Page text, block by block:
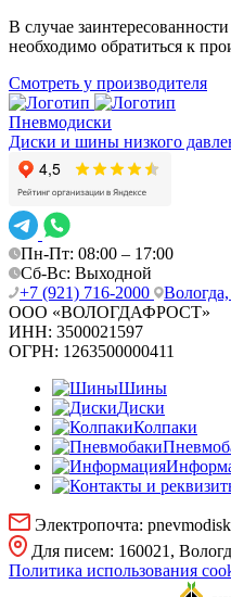
В случае
необходимо обратиться к
Смотреть у производителя
Пневмодиски
Диски и шины низкого
Пн-Пт: 08:00 – 17:00
Сб-Вс: Выходной
+7 (921) 716-2000
ООО «ВОЛОГДАФРОСТ»
ИНН: 3500021597
ОГРН: 1263500000411
Шины
Диски
Колпаки
Электропочта:
Для писем: 160021,
Политика использования